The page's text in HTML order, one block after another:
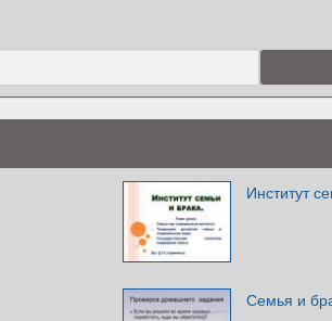
Институт
Семья и